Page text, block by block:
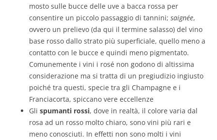
mosto sulle bucce delle uve a bacca rossa per
consentire un piccolo passaggio di tannini; saignée,
ovvero un prelievo (da qui il termine salasso) del vino
base rosso dallo strato più superficiale, quello meno a
contatto con le bucce e quindi meno pigmentato.
Comunemente i vini i rosé non godono di altissima
considerazione ma si tratta di un pregiudizio ingiusto
poiché tra questi, specie tra gli Champagne e i
Franciacorta, spiccano vere eccellenze
Gli spumanti rossi, dove in realtà, il colore varia dal
rosa ad un rosso molto chiaro, sono vini più rari e
meno conosciuti. In effetti non sono molti i vini